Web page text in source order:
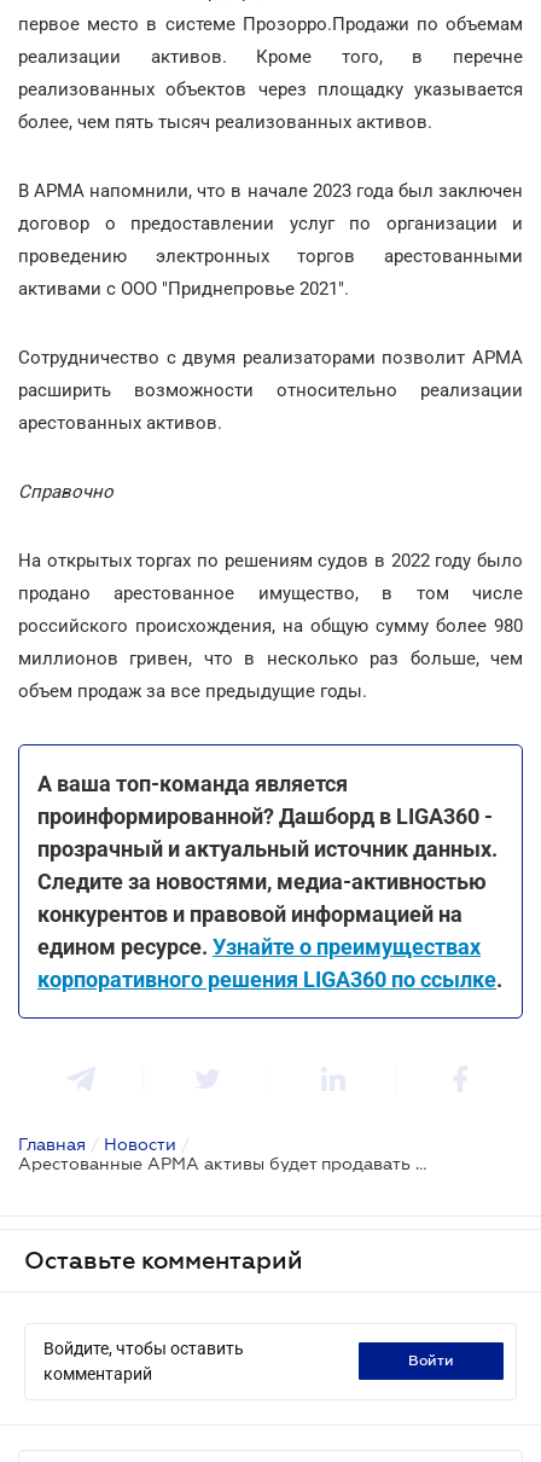
первое место в системе Прозорро.Продажи по объемам
реализации активов. Кроме того, в перечне
реализованных объектов через площадку указывается
более, чем пять тысяч реализованных активов.
В АРМА напомнили, что в начале 2023 года был заключен
договор о предоставлении услуг по организации и
проведению электронных торгов арестованными
активами с ООО "Приднепровье 2021".
Сотрудничество с двумя реализаторами позволит АРМА
расширить возможности относительно реализации
арестованных активов.
Справочно
На открытых торгах по решениям судов в 2022 году было
продано арестованное имущество, в том числе
российского происхождения, на общую сумму более 980
миллионов гривен, что в несколько раз больше, чем
объем продаж за все предыдущие годы.
А ваша топ-команда является
проинформированной? Дашборд в LIGA360 -
прозрачный и актуальный источник данных.
Следите за новостями, медиа-активностью
конкурентов и правовой информацией на
едином ресурсе. Узнайте о преимуществах
корпоративного решения LIGA360 по ссылке.
Главная / Новости /
Арестованные АРМА активы будет продавать Национальная электронная биржа
Оставьте комментарий
Войдите, чтобы оставить
комментарий
войти